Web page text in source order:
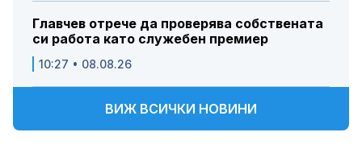
Главчев отрече да проверява собствената
си работа като служебен премиер
10:27 • 08.08.26
ВИЖ ВСИЧКИ НОВИНИ